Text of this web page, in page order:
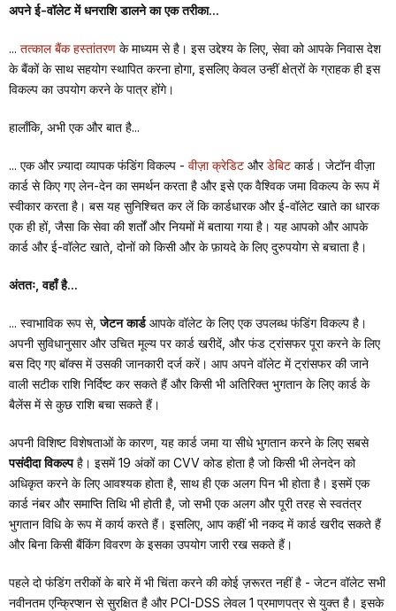
अपने ई-वॉलेट में धनराशि डालने का एक तरीका...
... तत्काल बैंक हस्तांतरण के माध्यम से है। इस उद्देश्य के लिए, सेवा को आपके निवास देश
के बैंकों के साथ सहयोग स्थापित करना होगा, इसलिए केवल उन्हीं क्षेत्रों के ग्राहक ही इस
विकल्प का उपयोग करने के पात्र होंगे।
हालाँकि, अभी एक और बात है...
... एक और ज़्यादा व्यापक फंडिंग विकल्प - वीज़ा क्रेडिट औरडेबिट कार्ड। जेटॉन वीज़ा
कार्ड से किए गए लेन-देन का समर्थन करता है और इसे एक वैश्विक जमा विकल्प के रूप में
स्वीकार करता है। बस यह सुनिश्चित कर लें कि कार्डधारक और ई-वॉलेट खाते का धारक
एक ही हों, जैसा कि सेवा की शर्तों और नियमों में बताया गया है। यह आपको और आपके
कार्ड और ई-वॉलेट खाते, दोनों को किसी और के फ़ायदे के लिए दुरुपयोग से बचाता है।
अंततः, वहाँ है...
... स्वाभाविक रूप से,जेटन कार्डआपके वॉलेट के लिए एक उपलब्ध फंडिंग विकल्प है।
अपनी सुविधानुसार और उचित मूल्य पर कार्ड खरीदें, और फंड ट्रांसफर पूरा करने के लिए
बस दिए गए बॉक्स में उसकी जानकारी दर्ज करें। आप अपने वॉलेट में ट्रांसफर की जाने
वाली सटीक राशि निर्दिष्ट कर सकते हैं और किसी भी अतिरिक्त भुगतान के लिए कार्ड के
बैलेंस में से कुछ राशि बचा सकते हैं।
अपनी विशिष्ट विशेषताओं के कारण, यह कार्ड जमा या सीधे भुगतान करने के लिए सबसे
पसंदीदा विकल्पहै। इसमें 19 अंकों का CVV कोड होता है जो किसी भी लेनदेन को
अधिकृत करने के लिए आवश्यक होता है, साथ ही एक अलग पिन भी होता है। इसमें एक
कार्ड नंबर और समाप्ति तिथि भी होती है, जो सभी एक अलग और पूरी तरह से स्वतंत्र
भुगतान विधि के रूप में कार्य करते हैं। इसलिए, आप कहीं भी नकद में कार्ड खरीद सकते हैं
और बिना किसी बैंकिंग विवरण के इसका उपयोग जारी रख सकते हैं।
पहले दो फंडिंग तरीकों के बारे में भी चिंता करने की कोई ज़रूरत नहीं है - जेटन वॉलेट सभी
नवीनतम एन्क्रिप्शन से सुरक्षित है और PCI-DSS लेवल 1 प्रमाणपत्र से युक्त है। इसके